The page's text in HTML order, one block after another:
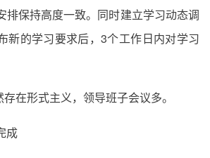
排保持高度一致。同时建立学习动态调
新的学习要求后，3个工作日内对学习
在形式主义，领导班子会议多。
成